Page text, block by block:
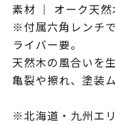
素材 ｜ オーク天
※付属六角レンチ
ライバー要。
天然木の風合いを
亀裂や擦れ、塗装
※北海道・九州エ